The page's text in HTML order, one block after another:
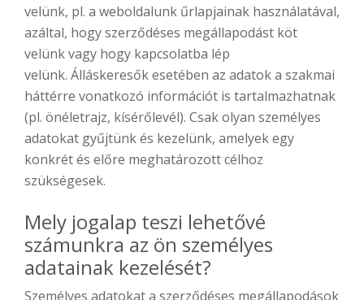
velünk, pl. a weboldalunk űrlapjainak használatával,
azáltal, hogy szerződéses megállapodást köt
velünk vagy hogy kapcsolatba lép
velünk. Álláskeresők esetében az adatok a szakmai
háttérre vonatkozó információt is tartalmazhatnak
(pl. önéletrajz, kísérőlevél). Csak olyan személyes
adatokat gyűjtünk és kezelünk, amelyek egy
konkrét és előre meghatározott célhoz
szükségesek.
Mely jogalap teszi lehetővé
számunkra az ön személyes
adatainak kezelését?
Személyes adatokat a szerződéses megállapodások